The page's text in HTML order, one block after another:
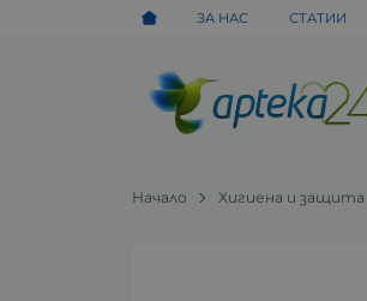
ЗА НАС СТАТИИ
Начало Хигиена и защита